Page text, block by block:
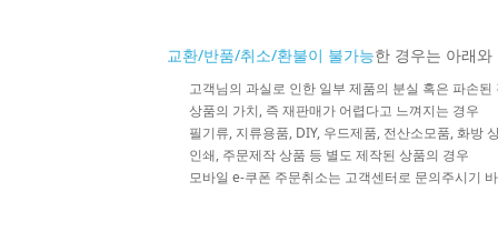
교환/반품/취소/환불이 불가능한 경우는 아래와
고객님의 과실로 인한 일부 제품의 분실 혹은 파손된
상품의 가치, 즉 재판매가 어렵다고 느껴지는 경우
필기류, 지류용품, DIY, 우드제품, 전산소모품, 화방
인쇄, 주문제작 상품 등 별도 제작된 상품의 경우
모바일 e-쿠폰 주문취소는 고객센터로 문의주시기